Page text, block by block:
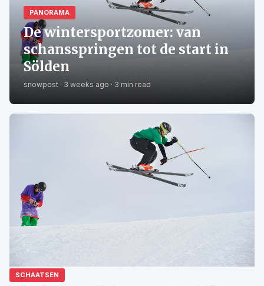
PANORAMA
De wintersportzomer: van
schansspringen tot de start in
Sölden
snowpost · 3 weeks ago · 3 min read
SCHAATSEN